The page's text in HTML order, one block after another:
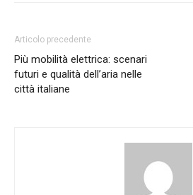
Articolo precedente
Più mobilità elettrica: scenari
futuri e qualità dell’aria nelle
città italiane